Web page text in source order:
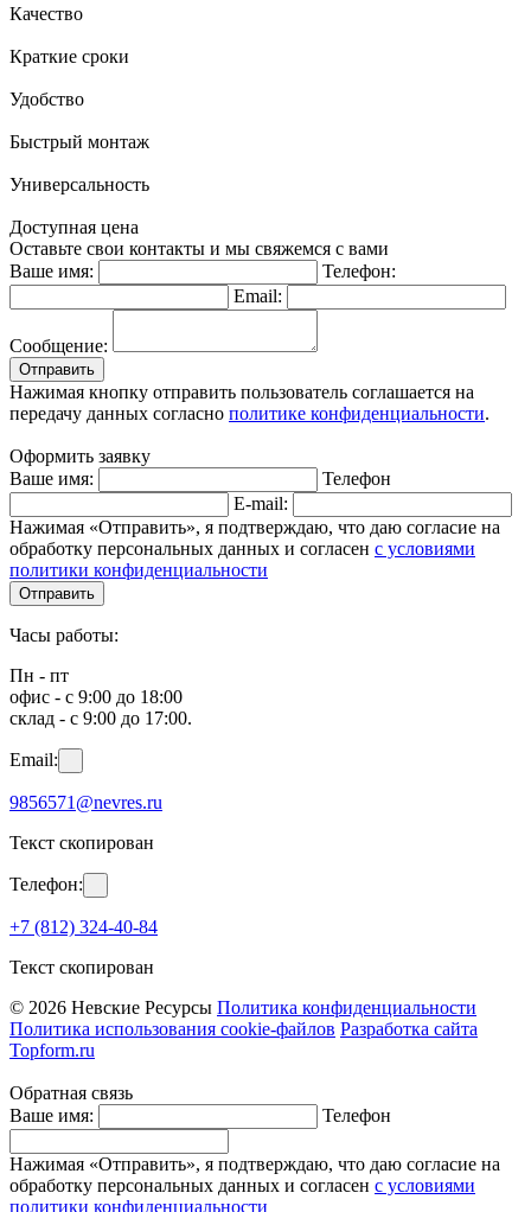
Качество
Краткие сроки
Удобство
Быстрый монтаж
Универсальность
Доступная цена
Оставьте свои контакты и мы свяжемся с вами
Ваше имя:
Телефон:
Email:
Сообщение:
Отправить
Нажимая кнопку отправить пользователь соглашается на
передачу данных согласно политике конфиденциальности.
Оформить заявку
Ваше имя:
Телефон
E-mail:
Нажимая «Отправить», я подтверждаю, что даю согласие на
обработку персональных данных и согласен с условиями
политики конфиденциальности
Отправить
Часы работы:
Пн - пт
офис - с 9:00 до 18:00
склад - с 9:00 до 17:00.
Email:
9856571@nevres.ru
Текст скопирован
Телефон:
+7 (812) 324-40-84
Текст скопирован
© 2026 Невские Ресурсы Политика конфиденциальности
Политика использования cookie-файлов Разработка сайта
Topform.ru
Обратная связь
Ваше имя:
Телефон
Нажимая «Отправить», я подтверждаю, что даю согласие на
обработку персональных данных и согласен с условиями
политики конфиденциальности